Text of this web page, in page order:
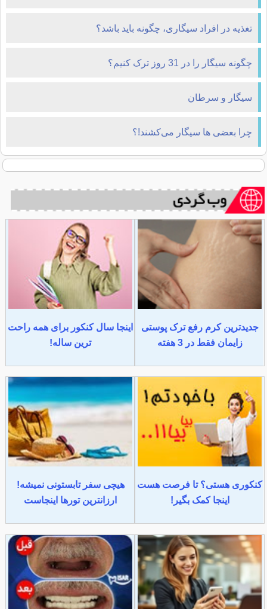
تغذیه در افراد سیگاری، چگونه باید باشد؟
چگونه سیگار را در 31 روز ترک کنیم؟
سیگار و سرطان
چرا بعضی ها سیگار می‌كشند!؟
جدیدترین کرم رفع ترک پوستی
زایمان فقط در 3 هفته
اینجا سال کنکور برای همه راحت
ترین ساله!
کنکوری هستی؟ تا فرصت هست
اینجا کمک بگیر!
هیچی سفر تابستونی نمیشه!
ارزانترین تورها اینجاست